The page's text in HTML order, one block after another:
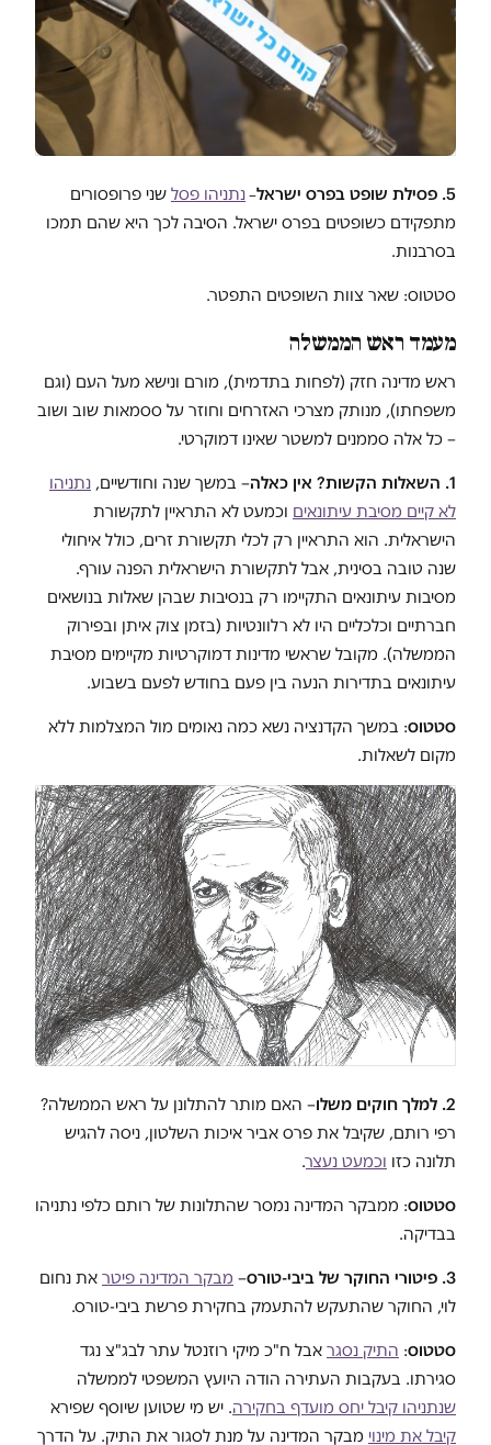
5. פסילת שופט בפרס ישראל –נתניהו פסל שני פרופסורים
מתפקידם כשופטים בפרס ישראל. הסיבה לכך היא שהם תמכו
בסרבנות.
סטטוס: שאר צוות השופטים התפטר.
מעמד ראש הממשלה
ראש מדינה חזק (לפחות בתדמית), מורם ונישא מעל העם (וגם
משפחתו), מנותק מצרכי האזרחים וחוזר על ססמאות שוב ושוב
– כל אלה סממנים למשטר שאינו דמוקרטי.
1. השאלות הקשות? אין כאלה – במשך שנה וחודשיים, נתניהו
לא קיים מסיבת עיתונאים וכמעט לא התראיין לתקשורת
הישראלית. הוא התראיין רק לכלי תקשורת זרים, כולל איחולי
שנה טובה בסינית, אבל לתקשורת הישראלית הפנה עורף.
מסיבות עיתונאים התקיימו רק בנסיבות שבהן שאלות בנושאים
חברתיים וכלכליים היו לא רלוונטיות (בזמן צוק איתן ובפירוק
הממשלה). מקובל שראשי מדינות דמוקרטיות מקיימים מסיבת
עיתונאים בתדירות הנעה בין פעם בחודש לפעם בשבוע.
סטטוס: במשך הקדנציה נשא כמה נאומים מול המצלמות ללא
מקום לשאלות.
2. למלך חוקים משלו
– האם מותר להתלונן על ראש הממשלה?
רפי רותם, שקיבל את פרס אביר איכות השלטון, ניסה להגיש
תלונה כזו וכמעט נעצר.
סטטוס: ממבקר המדינה נמסר שהתלונות של רותם כלפי נתניהו
בבדיקה.
3. פיטורי החוקר של ביבי-טורס – מבקר המדינה פיטר את נחום
לוי, החוקר שהתעקש להתעמק בחקירת פרשת ביבי-טורס.
סטטוס: התיק נסגר אבל ח"כ מיקי רוזנטל עתר לבג"צ נגד
סגירתו. בעקבות העתירה הודה היועץ המשפטי לממשלה
שנתניהו קיבל יחס מועדף בחקירה. יש מי שטוען שיוסף שפירא
קיבל את מינוי מבקר המדינה על מנת לסגור את התיק. על הדרך